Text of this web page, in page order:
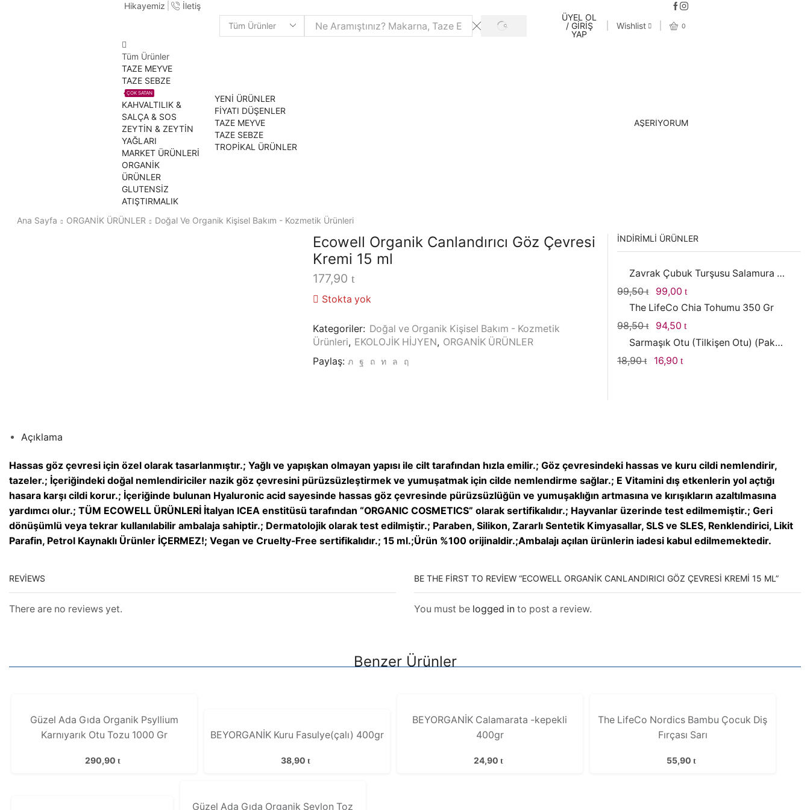
Hikayemiz İletişim
Search
SEARCH
ÜYEL OL
/ GİRİŞ
YAP
Wishlist 0
Tüm Ürünler
TAZE MEYVE
TAZE SEBZE
ÇOK SATAN
KAHVALTILIK &
SALÇA & SOS
ZEYTİN & ZEYTİN
YAĞLARI
MARKET ÜRÜNLERİ
ORGANİK
ÜRÜNLER
GLUTENSİZ
ATIŞTIRMALIK
YENİ ÜRÜNLER
FİYATI DÜŞENLER
TAZE MEYVE
TAZE SEBZE
TROPİKAL ÜRÜNLER
AŞERİYORUM
Ana Sayfa ORGANİK ÜRÜNLER Doğal Ve Organik Kişisel Bakım - Kozmetik Ürünleri
Ecowell Organik Canlandırıcı Göz Çevresi
Kremi 15 ml
177,90
Stokta yok
Kategoriler: Doğal ve Organik Kişisel Bakım - Kozmetik
Ürünleri, EKOLOJİK HİJYEN, ORGANİK ÜRÜNLER
Paylaş:
İNDIRIMLI ÜRÜNLER
Zavrak Çubuk Turşusu Salamura Yaprak 1000gr
99,50
Orijinal
fiyat:
99,00
andaki
The LifeCo Chia Tohumu 350 Gr
98,50
Orijinal
fiyat:
94,50
andaki
Sarmaşık Otu (Tilkişen Otu) (Paket)
18,90
Orijinal
16,90
Açıklama
Hassas göz çevresi için özel olarak tasarlanmıştır.; Yağlı ve yapışkan olmayan yapısı ile cilt tarafından hızla emilir.; Göz çevresindeki hassas ve kuru cildi nemlendirir,
tazeler.; İçeriğindeki doğal nemlendiriciler nazik göz çevresini pürüzsüzleştirmek ve yumuşatmak için cilde nemlendirme sağlar.; E Vitamini dış etkenlerin yol açtığı
hasara karşı cildi korur.; İçeriğinde bulunan Hyaluronic acid sayesinde hassas göz çevresinde pürüzsüzlüğün ve yumuşaklığın artmasına ve kırışıkların azaltılmasına
yardımcı olur.; TÜM ECOWELL ÜRÜNLERİ İtalyan ICEA enstitüsü tarafından “ORGANIC COSMETICS” olarak sertifikalıdır.; Hayvanlar üzerinde test edilmemiştir.; Geri
dönüşümlü veya tekrar kullanılabilir ambalaja sahiptir.; Dermatolojik olarak test edilmiştir.; Paraben, Silikon, Zararlı Sentetik Kimyasallar, SLS ve SLES, Renklendirici, Likit
Parafin, Petrol Kaynaklı Ürünler İÇERMEZ!; Vegan ve Cruelty-Free sertifikalıdır.; 15 ml.;Ürün %100 orijinaldir.;Ambalajı açılan ürünlerin iadesi kabul edilmemektedir.
REVIEWS
There are no reviews yet.
BE THE FIRST TO REVIEW “ECOWELL ORGANIK CANLANDIRICI GÖZ ÇEVRESI KREMI 15 ML”
You must be logged in to post a review.
Benzer Ürünler
Güzel Ada Gıda Organik Psyllium
Karnıyarık Otu Tozu 1000 Gr
290,90
BEYORGANİK Kuru Fasulye(çalı) 400gr
38,90
BEYORGANİK Calamarata -kepekli
400gr
24,90
The LifeCo Nordics Bambu Çocuk Diş
Fırçası Sarı
55,90
Güzel Ada Gıda Organik Seylon Toz